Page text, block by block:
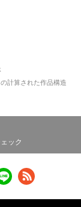
計算された作品構造
ック